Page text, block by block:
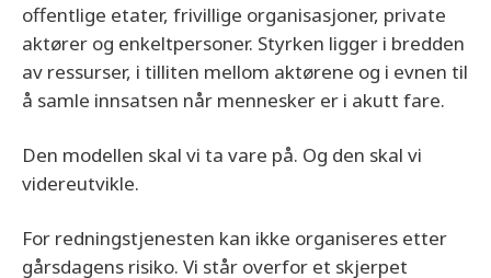
offentlige etater, frivillige organisasjoner, private
aktører og enkeltpersoner. Styrken ligger i bredden
av ressurser, i tilliten mellom aktørene og i evnen til
å samle innsatsen når mennesker er i akutt fare.
Den modellen skal vi ta vare på. Og den skal vi
videreutvikle.
For redningstjenesten kan ikke organiseres etter
gårsdagens risiko. Vi står overfor et skjerpet